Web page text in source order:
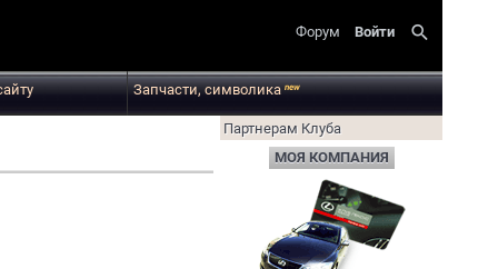
Форум Войти search
Запчасти, символикаnew
Партнерам Клуба
МОЯ КОМПАНИЯ